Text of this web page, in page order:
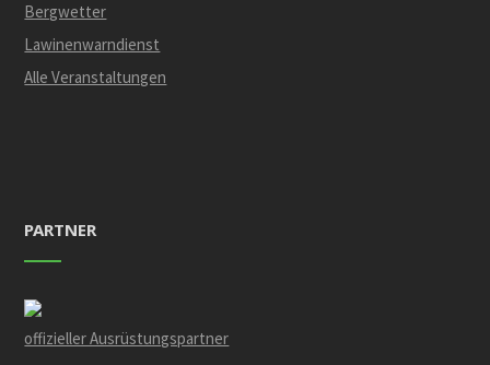
Bergwetter
Lawinenwarndienst
Alle Veranstaltungen
PARTNER
offizieller Ausrüstungspartner